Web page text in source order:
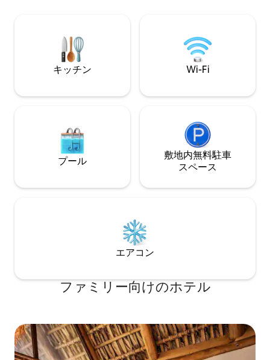
適な新しいハンモックエリアがありま
キッチン Wi-Fi
プール
敷地内無料駐⁠車
ス⁠ペ⁠ー⁠ス
エアコン
ファミリー向⁠け⁠のホ⁠テ⁠ル